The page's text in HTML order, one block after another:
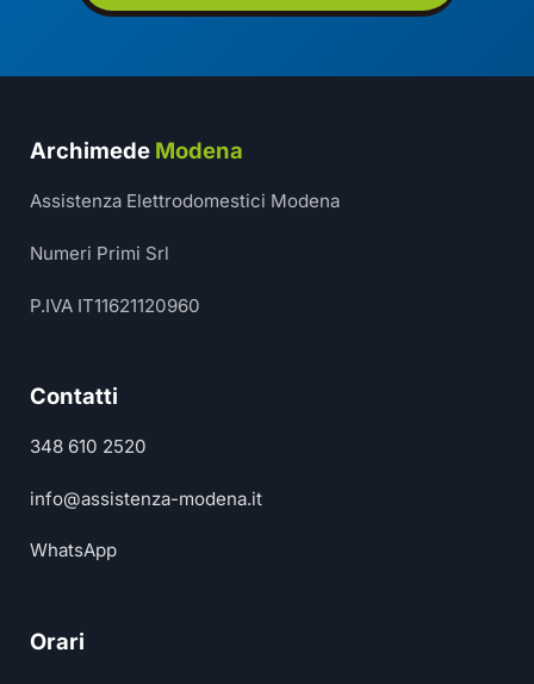
Archimede Modena
Assistenza Elettrodomestici Modena
Numeri Primi Srl
P.IVA IT11621120960
Contatti
348 610 2520
info@assistenza-modena.it
WhatsApp
Orari